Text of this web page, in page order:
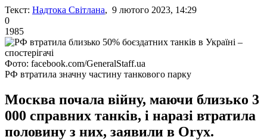
Текст: Надтока Світлана, 9 лютого 2023, 14:29
0
1985
Фото: facebook.com/GeneralStaff.ua
РФ втратила значну частину танкового парку
Москва почала війну, маючи близько 3
000 справних танків, і наразі втратила
половину з них, заявили в Oryx.